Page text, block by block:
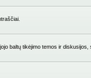
baltų tikėjimo temos ir